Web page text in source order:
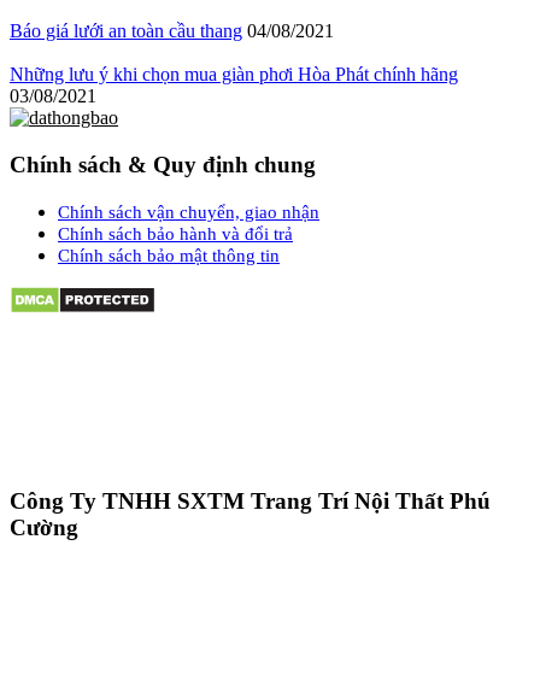
Báo giá lưới an toàn cầu thang 04/08/2021
Những lưu ý khi chọn mua giàn phơi Hòa Phát chính hãng
03/08/2021
Chính sách & Quy định chung
Chính sách vận chuyển, giao nhận
Chính sách bảo hành và đổi trả
Chính sách bảo mật thông tin
Công Ty TNHH SXTM Trang Trí Nội Thất Phú
Cường